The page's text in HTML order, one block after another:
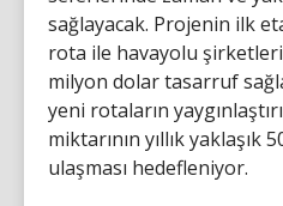
sağlayacak. Projenin ilk
rota ile havayolu
milyon dolar tasarruf
yeni rotaların
miktarının yıllık yaklaşık
ulaşması hedefleniyor.